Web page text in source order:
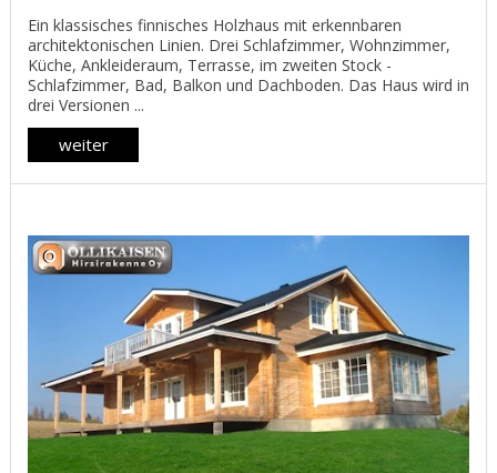
Ein klassisches finnisches Holzhaus mit erkennbaren
architektonischen Linien. Drei Schlafzimmer, Wohnzimmer,
Küche, Ankleideraum, Terrasse, im zweiten Stock -
Schlafzimmer, Bad, Balkon und Dachboden. Das Haus wird in
drei Versionen ...
weiter